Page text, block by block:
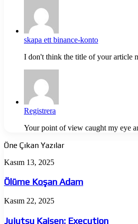
skapa ett binance-konto
I don't think the title of your article
Registrera
Your point of view caught my eye
Öne Çıkan Yazılar
Ölüme
Adam
Kasım 13, 2025
Ölüme Koşan Adam
Jujutsu
Execution
Kasım 22, 2025
Jujutsu Kaisen: Execution